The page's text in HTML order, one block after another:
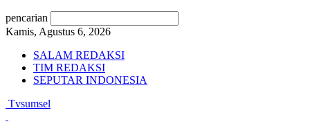
pencarian
Kamis, Agustus 6, 2026
SALAM REDAKSI
TIM REDAKSI
SEPUTAR INDONESIA
Tvsumsel